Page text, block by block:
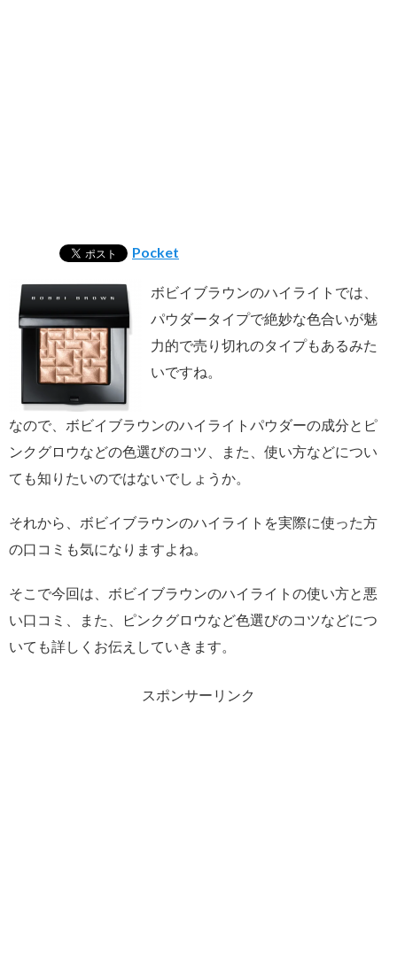
Pocket
ボビイブラウンのハイライトでは、
パウダータイプで絶妙な色合いが魅
力的で売り切れのタイプもあるみた
いですね。
なので、ボビイブラウンのハイライトパウダーの成分とピ
ンクグロウなどの色選びのコツ、また、使い方などについ
ても知りたいのではないでしょうか。
それから、ボビイブラウンのハイライトを実際に使った方
の口コミも気になりますよね。
そこで今回は、ボビイブラウンのハイライトの使い方と悪
い口コミ、また、ピンクグロウなど色選びのコツなどにつ
いても詳しくお伝えしていきます。
スポンサーリンク